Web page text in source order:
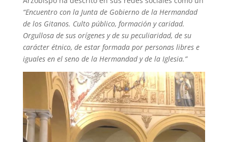
“Encuentro con la Junta de Gobierno de la Hermandad
de los Gitanos. Culto público, formación y caridad.
Orgullosa de sus orígenes y de su peculiaridad, de su
carácter étnico, de estar formada por personas libres e
iguales en el seno de la Hermandad y de la Iglesia.”